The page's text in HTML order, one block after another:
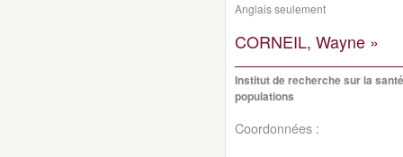
Anglais seulement
CORNEIL, Wayne »
Institut de recherche sur la
populations
Coordonnées :